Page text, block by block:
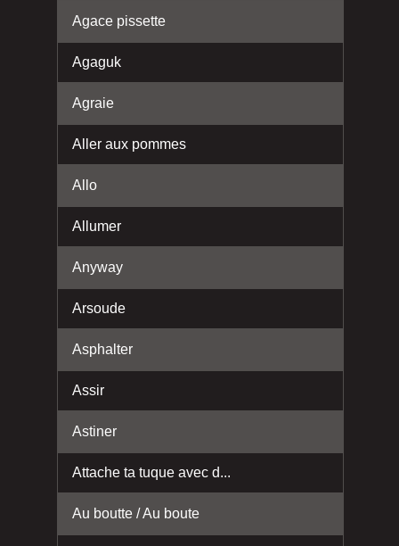
Agace pissette
Agaguk
Agraie
Aller aux pommes
Allo
Allumer
Anyway
Arsoude
Asphalter
Assir
Astiner
Attache ta tuque avec d...
Au boutte / Au boute